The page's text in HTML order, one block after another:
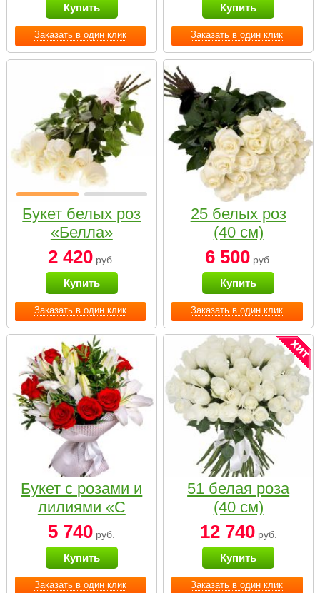
Заказать в один клик
Купить
Заказать в один клик
Купить
Заказать в один клик
Букет белых роз
«Белла»
2 420 руб.
Купить
Заказать в один клик
25 белых роз
(40 см)
6 500руб.
Купить
Заказать в один клик
Букет с розами и
лилиями «С
наилучшими
пожеланиями»
5 740 руб.
Купить
Заказать в один клик
51 белая роза
(40 см)
12 740руб.
Купить